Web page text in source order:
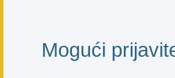
Mogući